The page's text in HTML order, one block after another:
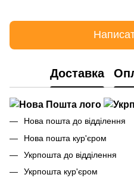
Доставка
Нова пошта до відділення
Нова пошта кур'єром
Укрпошта до відділення
Укрпошта кур'єром